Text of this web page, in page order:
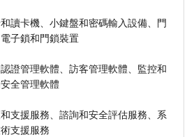
讀卡機、小鍵盤和密碼輸入設備、門
子鎖和門鎖裝置
證管理軟體、訪客管理軟體、監控和
全管理軟體
支援服務、諮詢和安全評估服務、系
支援服務